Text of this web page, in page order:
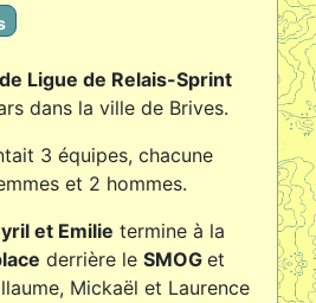
Ligue de Relais-Sprint
dans la ville de Brives.
3 équipes, chacune
et 2 hommes.
et Emilie termine à la
derrière le SMOG et
Mickaël et Laurence